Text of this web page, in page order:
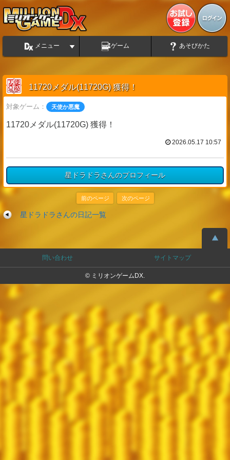
メニュー ゲーム あそびかた
11720メダル(11720G) 獲得！
対象ゲーム： 天使か悪魔
11720メダル(11720G) 獲得！
2026.05.17 10:57
星ドラドラさんのプロフィール
前のページ 次のページ
星ドラドラさんの日記一覧
問い合わせ サイトマップ
© ミリオンゲームDX.